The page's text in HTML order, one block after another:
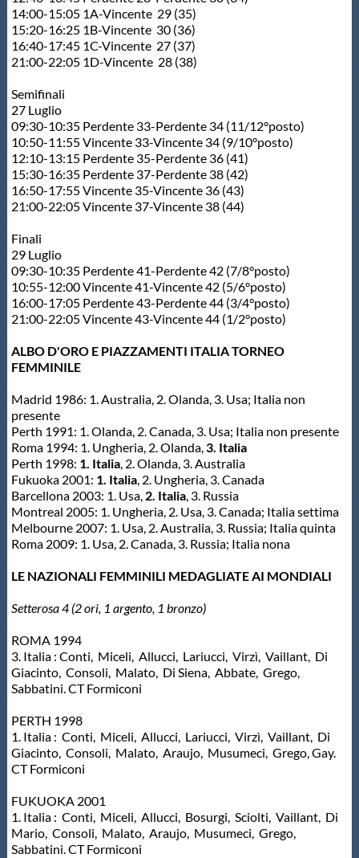
14:00-15:05 1A-Vincente 29 (35)
15:20-16:25 1B-Vincente 30 (36)
16:40-17:45 1C-Vincente 27 (37)
21:00-22:05 1D-Vincente 28 (38)
Semifinali
27 Luglio
09:30-10:35 Perdente 33-Perdente 34 (11/12°posto)
10:50-11:55 Vincente 33-Vincente 34 (9/10°posto)
12:10-13:15 Perdente 35-Perdente 36 (41)
15:30-16:35 Perdente 37-Perdente 38 (42)
16:50-17:55 Vincente 35-Vincente 36 (43)
21:00-22:05 Vincente 37-Vincente 38 (44)
Finali
29 Luglio
09:30-10:35 Perdente 41-Perdente 42 (7/8°posto)
10:55-12:00 Vincente 41-Vincente 42 (5/6°posto)
16:00-17:05 Perdente 43-Perdente 44 (3/4°posto)
21:00-22:05 Vincente 43-Vincente 44 (1/2°posto)
ALBO D'ORO E PIAZZAMENTI ITALIA TORNEO
FEMMINILE
Madrid 1986: 1. Australia, 2. Olanda, 3. Usa; Italia non
presente
Perth 1991: 1. Olanda, 2. Canada, 3. Usa; Italia non presente
Roma 1994: 1. Ungheria, 2. Olanda,3. Italia
Perth 1998: 1. Italia, 2. Olanda, 3. Australia
Fukuoka 2001: 1. Italia, 2. Ungheria, 3. Canada
Barcellona 2003: 1. Usa, 2. Italia, 3. Russia
Montreal 2005: 1. Ungheria, 2. Usa, 3. Canada; Italia settima
Melbourne 2007: 1. Usa, 2. Australia, 3. Russia; Italia quinta
Roma 2009: 1. Usa, 2. Canada, 3. Russia; Italia nona
LE NAZIONALI FEMMINILI MEDAGLIATE AI MONDIALI
Setterosa 4 (2 ori, 1 argento, 1 bronzo)
ROMA 1994
3. Italia : Conti, Miceli, Allucci, Lariucci, Virzì, Vaillant, Di
Giacinto, Consoli, Malato, Di Siena, Abbate, Grego,
Sabbatini. CT Formiconi
PERTH 1998
1. Italia : Conti, Miceli, Allucci, Lariucci, Virzì, Vaillant, Di
Giacinto, Consoli, Malato, Araujo, Musumeci, Grego, Gay.
CT Formiconi
FUKUOKA 2001
1. Italia : Conti, Miceli, Allucci, Bosurgi, Sciolti, Vaillant, Di
Mario, Consoli, Malato, Araujo, Musumeci, Grego,
Sabbatini. CT Formiconi